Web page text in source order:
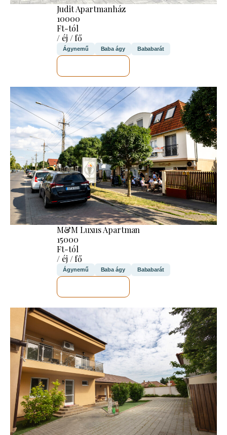
Judit Apartmanház
10000
Ft-tól
/ éj / fő
Ágynemű Baba ágy Bababarát
M&M Luxus Apartman
15000
Ft-tól
/ éj / fő
Ágynemű Baba ágy Bababarát